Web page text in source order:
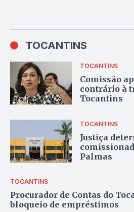
TOCANTINS
TOCANTINS
Comissão
contrário à
Tocantins
TOCANTINS
Justiça
Palmas
TOCANTINS
Procurador de Contas do
bloqueio de empréstimos